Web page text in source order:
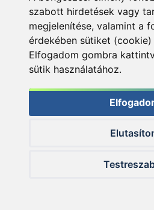
szabott hirdetések vagy
megjelenítése, valamint a
érdekében sütiket (cookie)
Elfogadom gombra
sütik használatához.
Aki valamikor lemaradt egy
vásárlásától, az itt ezt
A Timár Mix termékcsalád